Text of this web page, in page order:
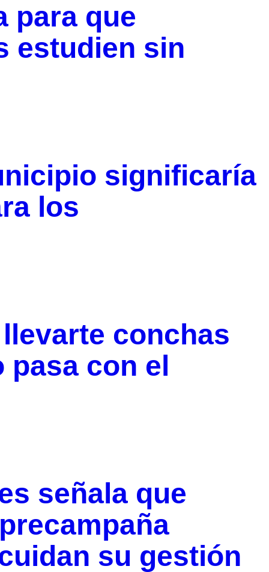
para que
estudien sin
significaría
los
conchas
con el
señala que
su gestión